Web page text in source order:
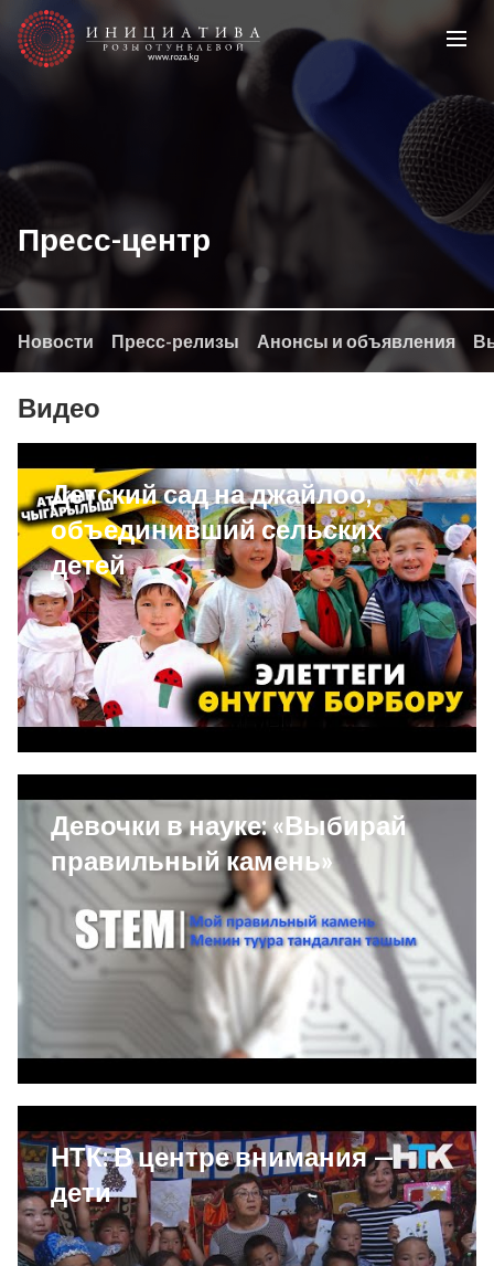
Пресс-центр
Новости Пресс-релизы Анонсы и объявления
Видео
Детский сад на джайлоо,
объединивший сельских
детей
Девочки в науке: «Выбирай
правильный камень»
НТК: В центре внимания —
дети